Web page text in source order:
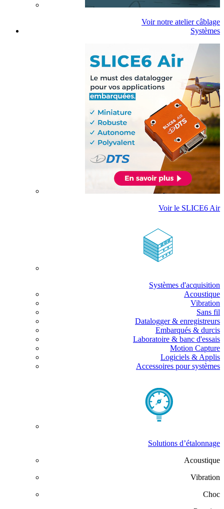
Voir notre atelier câblage
Systèmes
Voir le SLICE6 Air
Systèmes d'acquisition
Acoustique
Vibration
Sans fil
Datalogger & enregistreurs
Embarqués & durcis
Laboratoire & banc d'essais
Motion Capture
Logiciels & Applis
Accessoires pour systèmes
Solutions d’étalonnage
Acoustique
Vibration
Choc